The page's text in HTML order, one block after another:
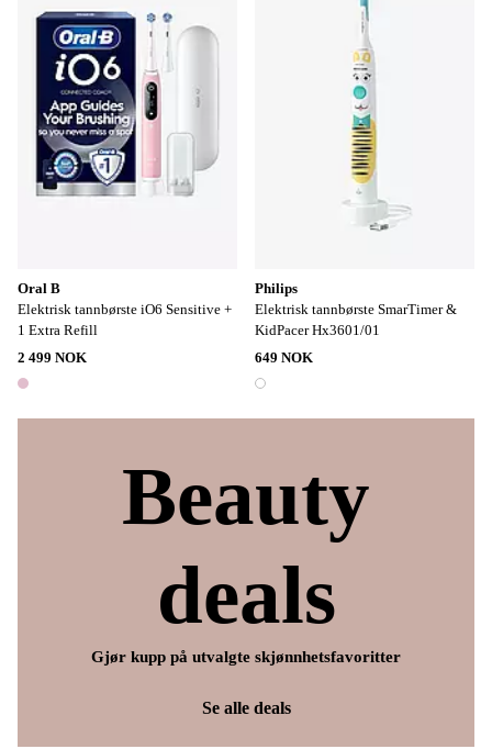
Oral B
Elektrisk tannbørste iO6 Sensitive +
1 Extra Refill
2 499 NOK
1 farge
Philips
Elektrisk tannbørste SmarTimer &
KidPacer Hx3601/01
649 NOK
1 farge
Beauty
deals
Gjør kupp på utvalgte skjønnhetsfavoritter
Se alle deals